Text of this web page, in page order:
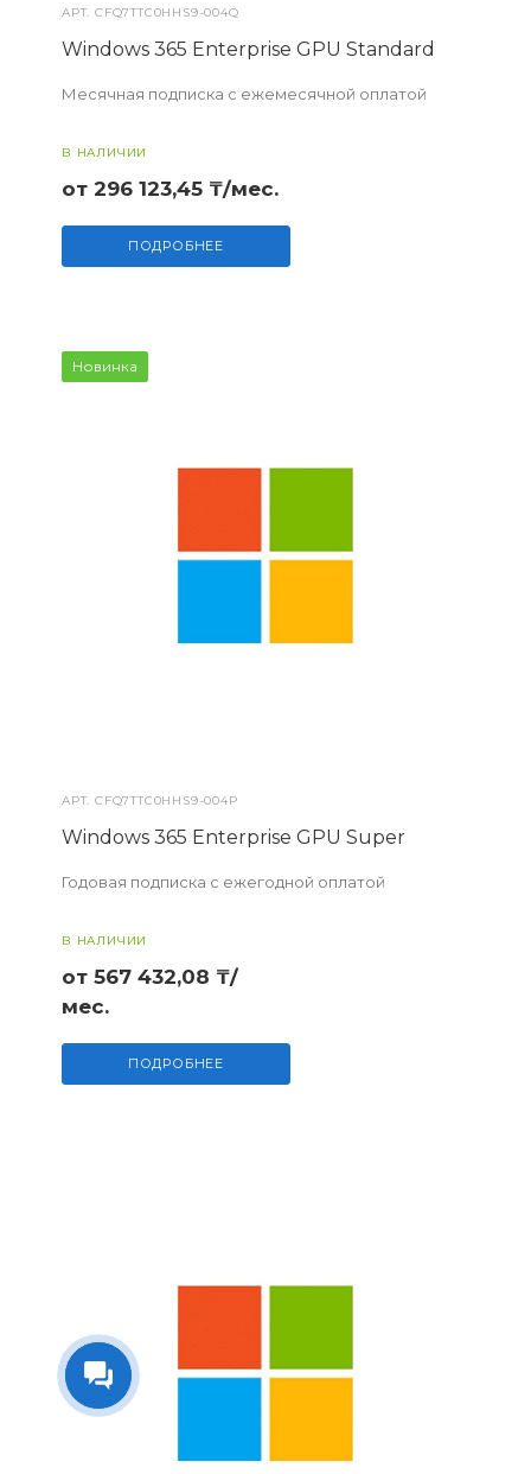
АРТ.CFQ7TTC0HHS9-004Q
Windows 365 Enterprise GPU Standard
Месячная подписка с ежемесячной оплатой
В НАЛИЧИИ
от 296 123,45 ₸/мес.
ПОДРОБНЕЕ
Новинка
АРТ.CFQ7TTC0HHS9-004P
Windows 365 Enterprise GPU Super
Годовая подписка с ежегодной оплатой
В НАЛИЧИИ
от 567 432,08 ₸/
мес.
ПОДРОБНЕЕ